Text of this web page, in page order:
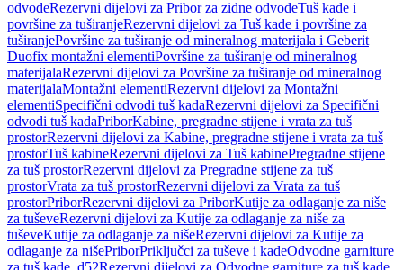
odvodeRezervni dijelovi za Pribor za zidne odvodeTuš kade i
površine za tuširanjeRezervni dijelovi za Tuš kade i površine za
tuširanjePovršine za tuširanje od mineralnog materijala i Geberit
Duofix montažni elementiPovršine za tuširanje od mineralnog
materijalaRezervni dijelovi za Površine za tuširanje od mineralnog
materijalaMontažni elementiRezervni dijelovi za Montažni
elementiSpecifični odvodi tuš kadaRezervni dijelovi za Specifični
odvodi tuš kadaPriborKabine, pregradne stijene i vrata za tuš
prostorRezervni dijelovi za Kabine, pregradne stijene i vrata za tuš
prostorTuš kabineRezervni dijelovi za Tuš kabinePregradne stijene
za tuš prostorRezervni dijelovi za Pregradne stijene za tuš
prostorVrata za tuš prostorRezervni dijelovi za Vrata za tuš
prostorPriborRezervni dijelovi za PriborKutije za odlaganje za niše
za tuševeRezervni dijelovi za Kutije za odlaganje za niše za
tuševeKutije za odlaganje za nišeRezervni dijelovi za Kutije za
odlaganje za nišePriborPriključci za tuševe i kadeOdvodne garniture
za tuš kade, d52Rezervni dijelovi za Odvodne garniture za tuš kade,